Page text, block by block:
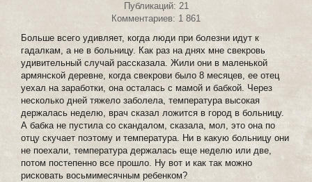
Публикаций: 21
Комментариев: 1 861
Больше всего удивляет, когда люди при болезни идут к
гадалкам, а не в больницу. Как раз на днях мне свекровь
удивительный случай рассказала. Жили они в маленькой
армянской деревне, когда свекрови было 8 месяцев, ее отец
уехал на заработки, она осталась с мамой и бабкой. Через
несколько дней тяжело заболела, температура высокая
держалась неделю, врач сказал ложится в город в больницу.
А бабка не пустила со скандалом, сказала, мол, это она по
отцу скучает поэтому и температура. Ни в какую больницу они
не поехали, температура держалась еще неделю или две,
потом постепенно все прошло. Ну вот и как так можно
рисковать восьмимесячным ребенком?